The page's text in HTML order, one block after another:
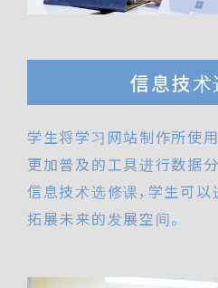
信息技
学生将学习网站制作所使
更加普及的工具进行数据
信息技术选修课，学生可以
拓展未来的发展空间。